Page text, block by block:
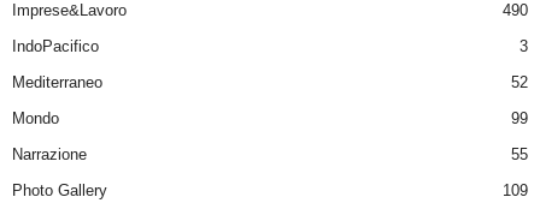
Imprese&Lavoro
490
IndoPacifico
3
Mediterraneo
52
Mondo
99
Narrazione
55
Photo Gallery
109